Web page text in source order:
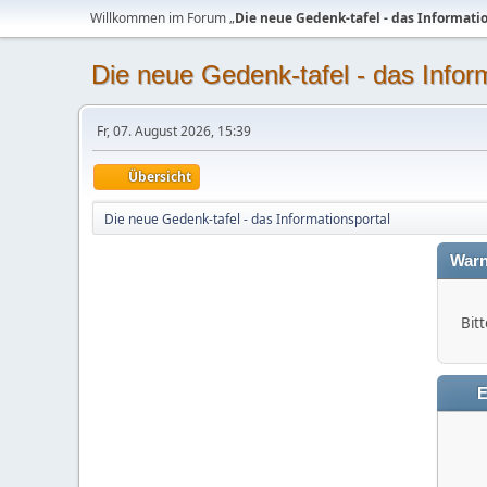
Willkommen im Forum „Die neue Gedenk-tafel - das
Die neue Gedenk-tafel - das
Fr, 07. August 2026, 15:39
Übersicht
Die neue Gedenk-tafel - das Informationsportal